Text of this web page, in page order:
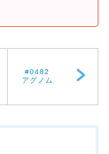
#0482
アグノム